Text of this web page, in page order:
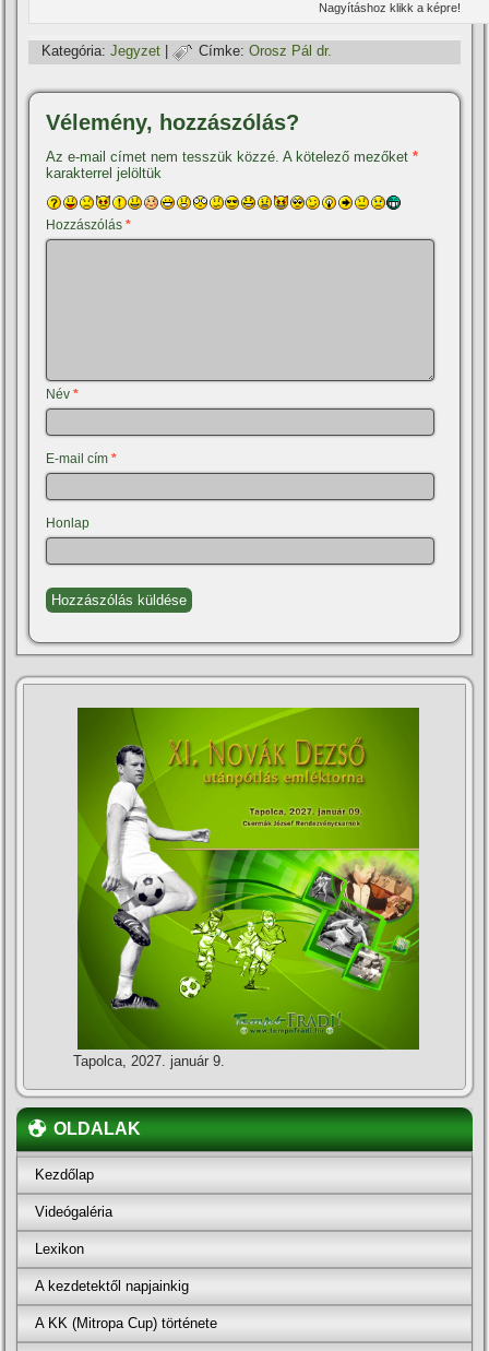
Nagyí­táshoz klikk a képre!
Kategória: Jegyzet | Címke: Orosz Pál dr.
Vélemény, hozzászólás?
Az e-mail címet nem tesszük közzé. A kötelező mezőket*
karakterrel jelöltük
Hozzászólás*
Név*
E-mail cím*
Honlap
Tapolca, 2027. január 9.
OLDALAK
Kezdőlap
Videógaléria
Lexikon
A kezdetektől napjainkig
A KK (Mitropa Cup) története